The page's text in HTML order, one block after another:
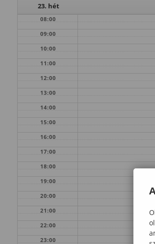
23. hét
08:00
09:00
10:00
11:00
12:00
13:00
14:00
15:00
16:00
17:00
18:00
19:00
20:00
21:00
22:00
23:00